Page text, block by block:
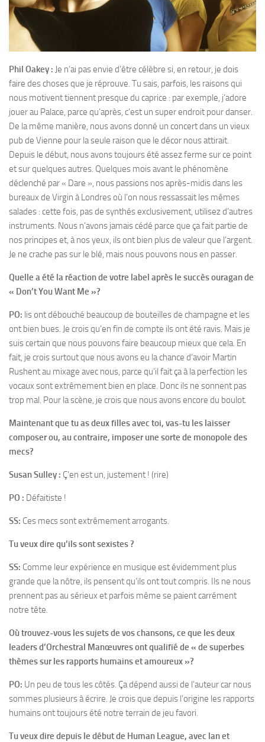
Phil Oakey : Je n’ai pas envie d’être célèbre si, en retour, je dois
faire des choses que je réprouve. Tu sais, parfois, les raisons qui
nous motivent tiennent presque du caprice : par exemple, j’adore
jouer au Palace, parce qu’après, c’est un super endroit pour danser.
De la même manière, nous avons donné un concert dans un vieux
pub de Vienne pour la seule raison que le décor nous attirait.
Depuis le début, nous avons toujours été assez ferme sur ce point
et sur quelques autres. Quelques mois avant le phénomène
déclenché par « Dare », nous passions nos après-midis dans les
bureaux de Virgin à Londres où l’on nous ressassait les mêmes
salades : cette fois, pas de synthés exclusivement, utilisez d’autres
instruments. Nous n’avons jamais cédé parce que ça fait partie de
nos principes et, à nos yeux, ils ont bien plus de valeur que l’argent.
Je ne crache pas sur le blé, mais nous pouvons nous en passer.
Quelle a été la réaction de votre label après le succès ouragan de
« Don’t You Want Me »?
PO: lis ont débouché beaucoup de bouteilles de champagne et les
ont bien bues. Je crois qu’en fin de compte ils ont été ravis. Mais je
suis certain que nous pouvons faire beaucoup mieux que cela. En
fait, je crois surtout que nous avons eu la chance d’avoir Martin
Rushent au mixage avec nous, parce qu’il fait ça à la perfection les
vocaux sont extrêmement bien en place. Donc ils ne sonnent pas
trop mal. Pour la scène, je crois que nous avons encore du boulot.
Maintenant que tu as deux filles avec toi, vas-tu les laisser
composer ou, au contraire, imposer une sorte de monopole des
mecs?
Susan Sulley : Ç’en est un, justement ! (rire)
PO : Défaitiste !
SS: Ces mecs sont extrêmement arrogants.
Tu veux dire qu’ils sont sexistes ?
SS: Comme leur expérience en musique est évidemment plus
grande que la nôtre, ils pensent qu’ils ont tout compris. Ils ne nous
prennent pas au sérieux et parfois même se paient carrément
notre tête.
Où trouvez-vous les sujets de vos chansons, ce que les deux
leaders d’Orchestral Manœuvres ont qualifié de « de superbes
thèmes sur les rapports humains et amoureux »?
PO: Un peu de tous les côtés. Ça dépend aussi de l’auteur car nous
sommes plusieurs à écrire. Je crois que depuis l’origine les rapports
humains ont toujours été notre terrain de jeu favori.
Tu veux dire depuis le début de Human League, avec lan et